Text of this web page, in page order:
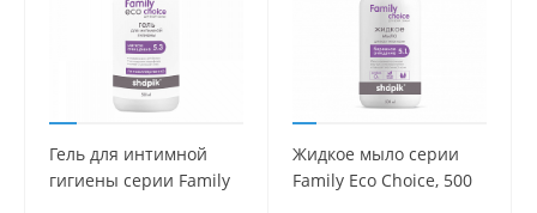
Гель для интимной
гигиены серии Family
Жидкое мыло серии
Family Есо Сhoice, 500